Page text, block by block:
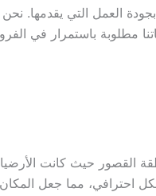
العمل التي يقدمها.
مطلوبة باستمرار في
القصور حيث كانت
احترافي، مما جعل المكان